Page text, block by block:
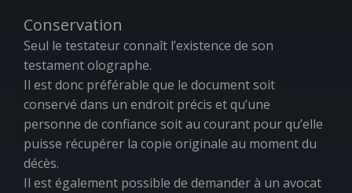
Conservation
Seul le testateur connaît l’existence de son
testament olographe.
Il est donc préférable que le document soit
conservé dans un endroit précis et qu’une
personne de confiance soit au courant pour qu’elle
puisse récupérer la copie originale au moment du
décès.
Il est également possible de demander à un avocat